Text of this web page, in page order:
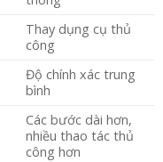
Thay dụng cụ thủ
công
Độ chính xác trung
bình
Các bước dài hơn,
nhiều thao tác thủ
công hơn